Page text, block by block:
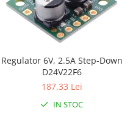
Regulator 6V, 2.5A Step-Down
D24V22F6
187,33 Lei
IN STOC